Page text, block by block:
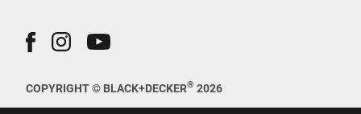
COPYRIGHT © BLACK+DECKER® 2026